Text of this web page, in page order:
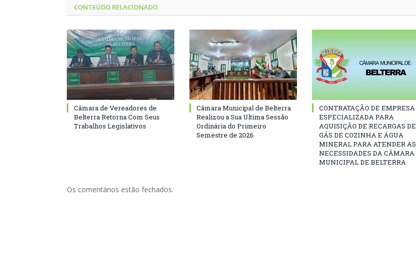
CONTEÚDO RELACIONADO
Câmara de Vereadores de
Belterra Retorna Com Seus
Trabalhos Legislativos
Câmara Municipal de Belterra
Realizou a Sua Ultima Sessão
Ordinária do Primeiro
Semestre de 2026
CONTRATAÇÃO DE EMPRESA
ESPECIALIZADA PARA
AQUISIÇÃO DE RECARGAS DE
GÁS DE COZINHA E ÁGUA
MINERAL PARA ATENDER AS
NECESSIDADES DA CÂMARA
MUNICIPAL DE BELTERRA
Os comentários estão fechados.